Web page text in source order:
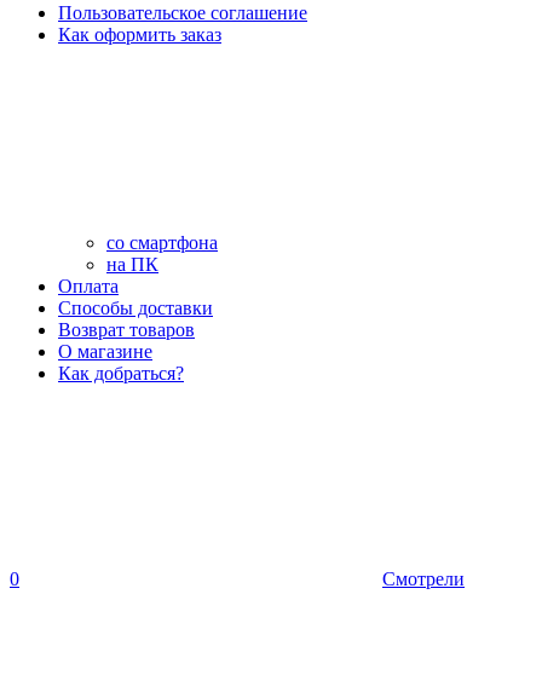
Пользовательское соглашение
Как оформить заказ
со смартфона
на ПК
Оплата
Способы доставки
Возврат товаров
О магазине
Как добраться?
0 Смотрели